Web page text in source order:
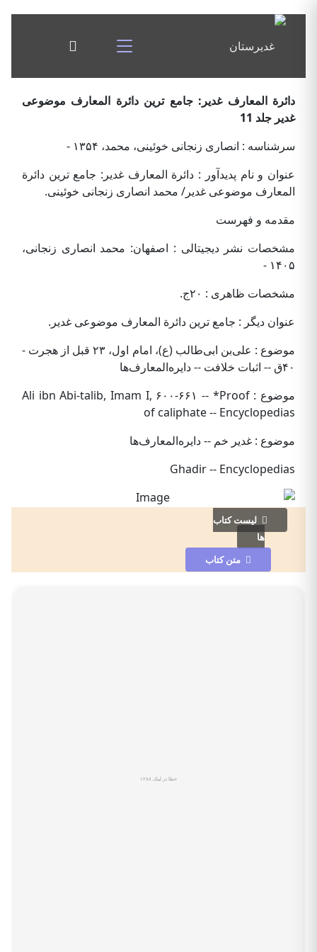
دائرة المعارف غدير: جامع ترين دائرة المعارف موضوعى
غدير جلد 11
سرشناسه : انصاری زنجانی خوئینی، محمد، ۱۳۵۴ -
عنوان و نام پديدآور : دائرة المعارف غدير: جامع ترين دائرة
المعارف موضوعى غدير/ محمد انصارى زنجانى خوئینی.
مقدمه و فهرست
مشخصات نشر دیجیتالی : اصفهان: محمد انصارى زنجانى،
۱۴۰۵ -
مشخصات ظاهری : ۲۰ج.
عنوان دیگر : جامع ترین دائرة المعارف موضوعى غدير.
موضوع : علی‌بن ابی‌طالب (ع)، امام اول، ۲۳ قبل از هجرت -
۴۰ق -- اثبات خلافت -- دایره‌المعارف‌ها
موضوع : Ali ibn Abi-talib, Imam I, ۶۰۰-۶۶۱ -- *Proof
of caliphate -- Encyclopedias
موضوع : غدیر خم -- دایره‌المعارف‌ها
Ghadir -- Encyclopedias
لیست کتاب
ها
متن کتاب